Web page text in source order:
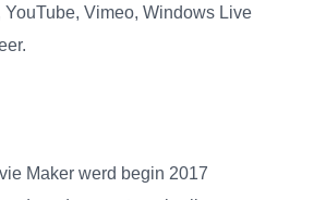
YouTube, Vimeo, Windows Live
Maker werd begin 2017